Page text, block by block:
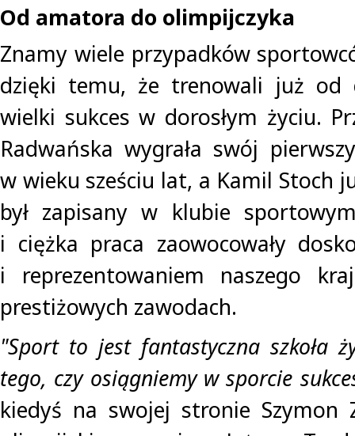
Od amatora do olimpijczyka
Znamy wiele przypadków
dzięki temu, że trenowali już od
wielki sukces w dorosłym życiu.
Radwańska wygrała swój
w wieku sześciu lat, a Kamil Stoch
był zapisany w klubie
i ciężka praca zaowocowały
i reprezentowaniem naszego
prestiżowych zawodach.
"Sport to jest fantastyczna szkoła
tego, czy osiągniemy w sporcie
kiedyś na swojej stronie Szymon